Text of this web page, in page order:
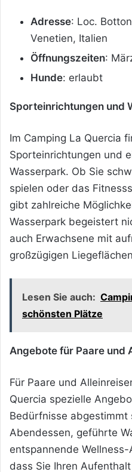
Adresse: Loc.
Venetien, Italien
Öffnungszeiten:
Hunde: erlaubt
Sporteinrichtungen und
Im Camping La Quercia
Sporteinrichtungen und
Wasserpark. Ob Sie
spielen oder das
gibt zahlreiche
Wasserpark begeistert
auch Erwachsene mit
großzügigen
Lesen Sie auch:
schönsten Plätze
Angebote für Paare und
Für Paare und
Quercia spezielle
Bedürfnisse abgestimmt
Abendessen, geführte
entspannende
dass Sie Ihren